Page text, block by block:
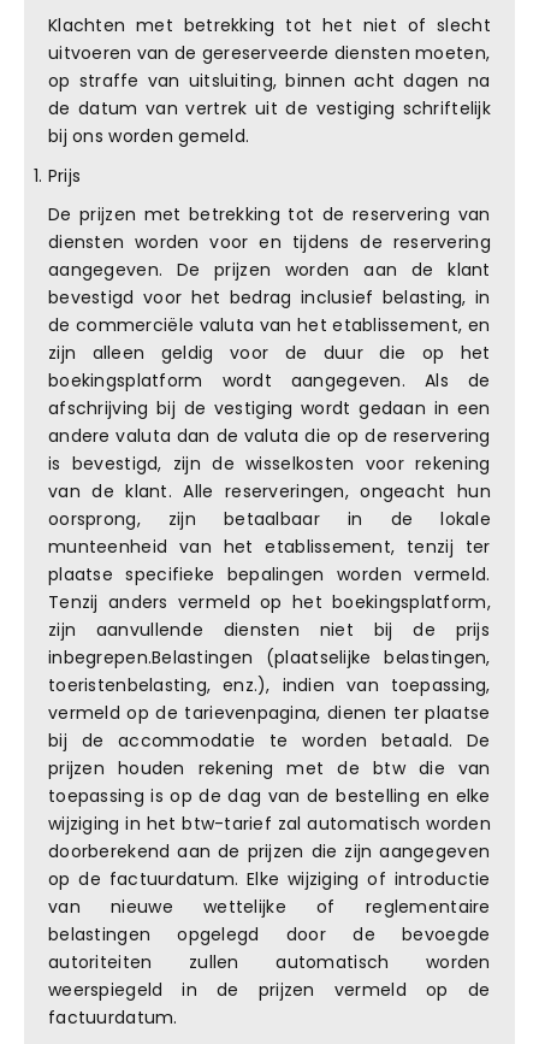
Klachten met betrekking tot het niet of slecht
uitvoeren van de gereserveerde diensten moeten,
op straffe van uitsluiting, binnen acht dagen na
de datum van vertrek uit de vestiging schriftelijk
bij ons worden gemeld.
Prijs
De prijzen met betrekking tot de reservering van
diensten worden voor en tijdens de reservering
aangegeven. De prijzen worden aan de klant
bevestigd voor het bedrag inclusief belasting, in
de commerciële valuta van het etablissement, en
zijn alleen geldig voor de duur die op het
boekingsplatform wordt aangegeven. Als de
afschrijving bij de vestiging wordt gedaan in een
andere valuta dan de valuta die op de reservering
is bevestigd, zijn de wisselkosten voor rekening
van de klant. Alle reserveringen, ongeacht hun
oorsprong, zijn betaalbaar in de lokale
munteenheid van het etablissement, tenzij ter
plaatse specifieke bepalingen worden vermeld.
Tenzij anders vermeld op het boekingsplatform,
zijn aanvullende diensten niet bij de prijs
inbegrepen.Belastingen (plaatselijke belastingen,
toeristenbelasting, enz.), indien van toepassing,
vermeld op de tarievenpagina, dienen ter plaatse
bij de accommodatie te worden betaald. De
prijzen houden rekening met de btw die van
toepassing is op de dag van de bestelling en elke
wijziging in het btw-tarief zal automatisch worden
doorberekend aan de prijzen die zijn aangegeven
op de factuurdatum. Elke wijziging of introductie
van nieuwe wettelijke of reglementaire
belastingen opgelegd door de bevoegde
autoriteiten zullen automatisch worden
weerspiegeld in de prijzen vermeld op de
factuurdatum.